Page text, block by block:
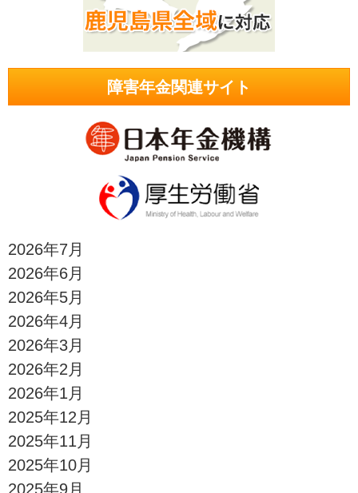
障害年金関連サイト
2026年7月
2026年6月
2026年5月
2026年4月
2026年3月
2026年2月
2026年1月
2025年12月
2025年11月
2025年10月
2025年9月